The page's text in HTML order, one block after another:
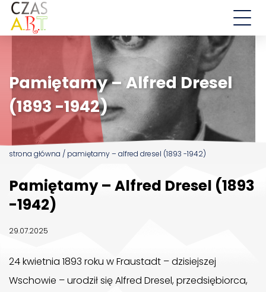
Aktualności
Działalność
Droga św. Jakuba
Wschowskie Ulice
Pamiętamy – Alfred Dresel
(1893 -1942)
strona główna / pamiętamy – alfred dresel (1893 -1942)
Pamiętamy – Alfred Dresel (1893
-1942)
29.07.2025
24 kwietnia 1893 roku w Fraustadt – dzisiejszej
Wschowie – urodził się Alfred Dresel, przedsiębiorca,